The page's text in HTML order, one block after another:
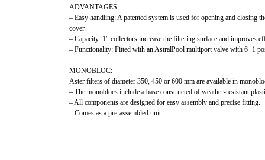
ADVANTAGES:
– Easy handling: A patented system is used for opening and closing
cover.
– Capacity: 1″ collectors increase the filtering surface and improves
– Functionality: Fitted with an AstralPool multiport valve with 6+1
MONOBLOC:
Aster filters of diameter 350, 450 or 600 mm are available in
– The monoblocs include a base constructed of weather-resistant
– All components are designed for easy assembly and precise fitting.
– Comes as a pre-assembled unit.